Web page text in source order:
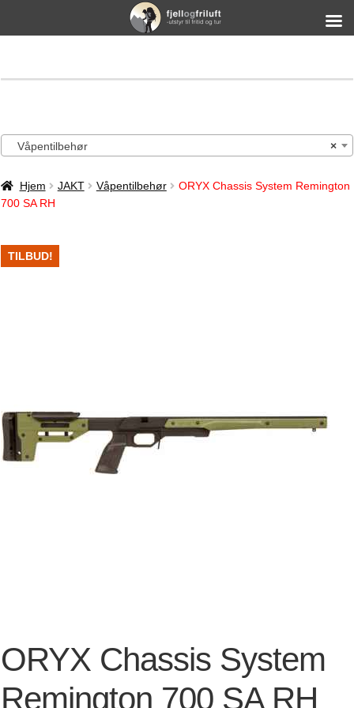
×
Våpentilbehør
Hjem JAKT Våpentilbehør
ORYX Chassis System Remington
700 SA RH
TILBUD!
ORYX Chassis System
Remington 700 SA RH